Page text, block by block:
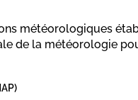
météorologiques
de la météorologie